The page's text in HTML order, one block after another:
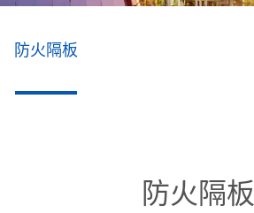
防火隔板
防火隔板